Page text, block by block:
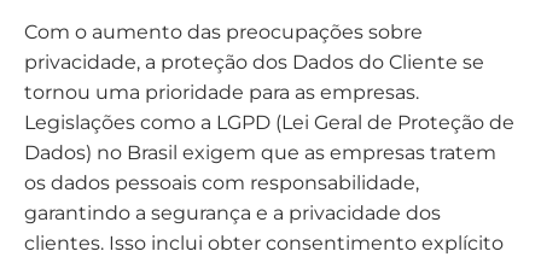
Com o aumento das preocupações sobre
privacidade, a proteção dos Dados do Cliente se
tornou uma prioridade para as empresas.
Legislações como a LGPD (Lei Geral de Proteção de
Dados) no Brasil exigem que as empresas tratem
os dados pessoais com responsabilidade,
garantindo a segurança e a privacidade dos
clientes. Isso inclui obter consentimento explícito